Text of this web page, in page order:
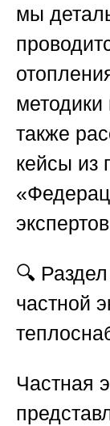
мы
также
кейсы из
🔍
частной
Частная